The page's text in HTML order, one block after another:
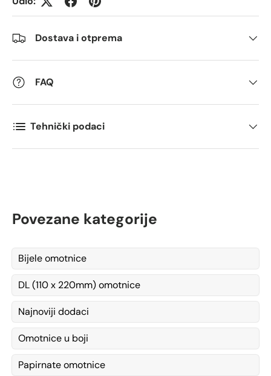
Dostava i otprema
FAQ
Tehnički podaci
Povezane kategorije
Bijele omotnice
DL (110 x 220mm) omotnice
Najnoviji dodaci
Omotnice u boji
Papirnate omotnice